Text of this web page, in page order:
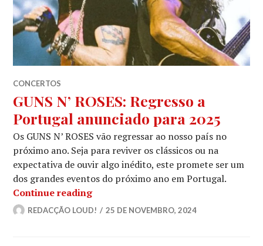
CONCERTOS
GUNS N’ ROSES: Regresso a
Portugal anunciado para 2025
Os GUNS N’ ROSES vão regressar ao nosso país no
próximo ano. Seja para reviver os clássicos ou na
expectativa de ouvir algo inédito, este promete ser um
dos grandes eventos do próximo ano em Portugal.
Continue readingGUNS N’ ROSES: Regresso a
REDACÇÃO LOUD! 25 DE NOVEMBRO, 2024